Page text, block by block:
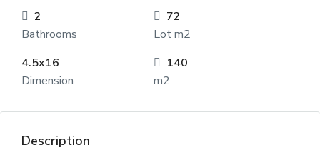
2
Bathrooms
72
Lot m2
4.5x16
Dimension
140
m2
Description